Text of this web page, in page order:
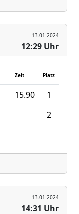
13.01.2024
12:29 Uhr
Zeit Platz
15.90
1
2
13.01.2024
14:31 Uhr